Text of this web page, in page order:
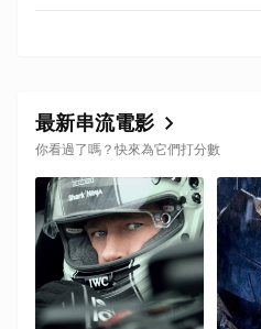
最新串流電影
你看過了嗎？快來為它們打分數